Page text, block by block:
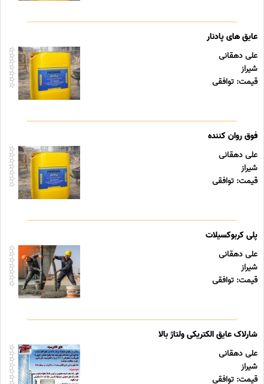
عایق های پادنار
علی دهقانی
شیراز
قیمت: توافقی
فوق روان کننده
علی دهقانی
شیراز
قیمت: توافقی
پلی کربوکسیلات
علی دهقانی
شیراز
قیمت: توافقی
شارلاک عایق الکتریکی ولتاژ بالا
علی دهقانی
شیراز
قیمت: توافقی